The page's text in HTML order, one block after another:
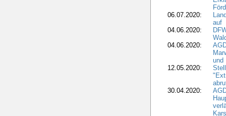
06.07.2020:
auf
04.06.2020:
04.06.2020:
und
12.05.2020:
30.04.2020: